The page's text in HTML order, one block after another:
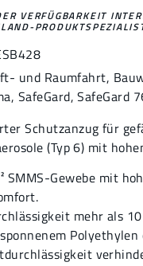
VERFÜGBARKEIT
und Raumfahrt,
, SafeGard,SafeGard
Schutzanzug für
(Typ 6) mit
SMMS-Gewebe mit
mehr als